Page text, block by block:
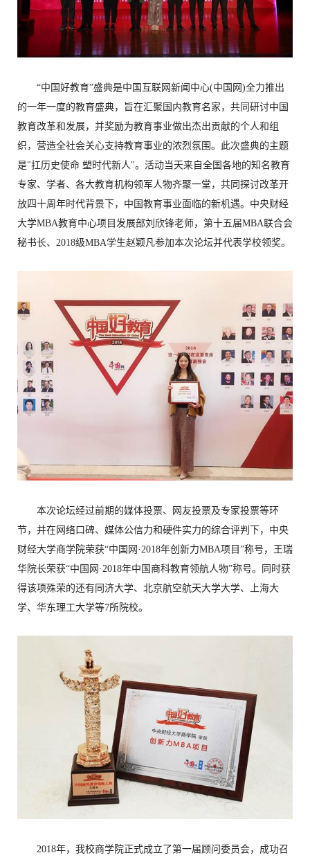
“中国好教育”盛典是中国互联网新闻中心(中国网)全力推出
的一年一度的教育盛典，旨在汇聚国内教育名家，共同研讨中国
教育改革和发展，并奖励为教育事业做出杰出贡献的个人和组
织，营造全社会关心支持教育事业的浓烈氛围。此次盛典的主题
是"扛历史使命 塑时代新人"。活动当天来自全国各地的知名教育
专家、学者、各大教育机构领军人物齐聚一堂，共同探讨改革开
放四十周年时代背景下，中国教育事业面临的新机遇。中央财经
大学MBA教育中心项目发展部刘欣锋老师，第十五届MBA联合会
秘书长、2018级MBA学生赵颖凡参加本次论坛并代表学校领奖。
本次论坛经过前期的媒体投票、网友投票及专家投票等环
节，并在网络口碑、媒体公信力和硬件实力的综合评判下，中央
财经大学商学院荣获“中国网·2018年创新力MBA项目”称号，王瑞
华院长荣获“中国网·2018年中国商科教育领航人物”称号。同时获
得该项殊荣的还有同济大学、北京航空航天大学大学、上海大
学、华东理工大学等7所院校。
2018年，我校商学院正式成立了第一届顾问委员会，成功召